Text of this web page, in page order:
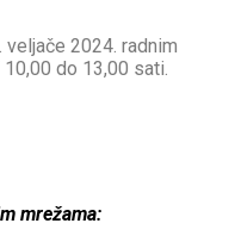
2024. radnim
do 13,00 sati.
mrežama: